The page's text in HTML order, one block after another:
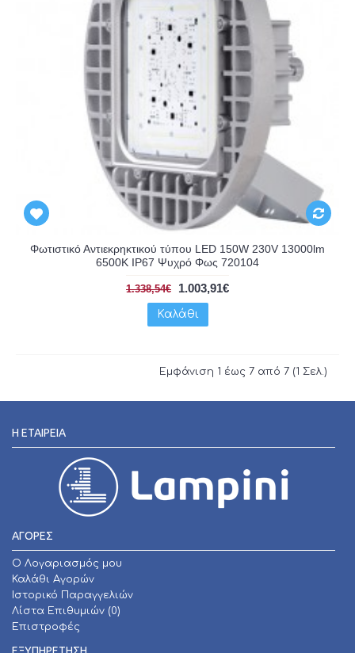
Φωτιστικό Αντιεκρηκτικού τύπου LED 150W 230V 13000lm
6500K IP67 Ψυχρό Φως 720104
1.338,54€ 1.003,91€
Καλάθι
Εμφάνιση 1 έως 7 από 7 (1 Σελ.)
Η ΕΤΑΙΡΕΊΑ
ΑΓΟΡΕΣ
O Λογαριασμός μου
Καλάθι Αγορών
Ιστορικό Παραγγελιών
Λίστα Επιθυμιών (0)
Επιστροφές